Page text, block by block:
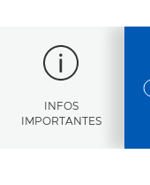
INFOS
IMPORTANTES